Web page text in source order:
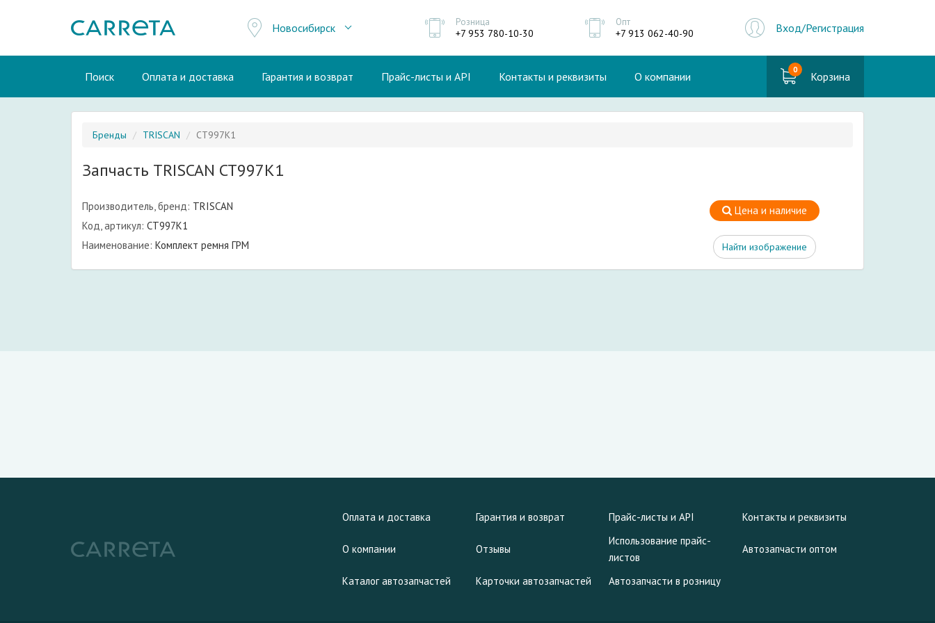
Новосибирск Розница
+7 953 780-10-30
Опт
+7 913 062-40-90 Вход/Регистрация
Поиск Оплата и доставка Гарантия и возврат Прайс-листы и API Контакты и реквизиты О компании 0 Корзина
Бренды TRISCAN CT997K1
Запчасть TRISCAN CT997K1
Производитель, бренд: TRISCAN
Код, артикул: CT997K1
Наименование: Комплект ремня ГРМ
Цена и наличие
Найти изображение
Оплата и доставка Гарантия и возврат Прайс-листы и API Контакты и реквизиты
О компании Отзывы
Использование прайс-
листов
Автозапчасти оптом
Каталог автозапчастей Карточки автозапчастей Автозапчасти в розницу